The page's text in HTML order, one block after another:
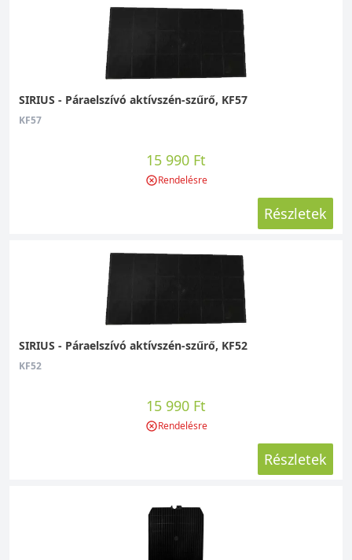
SIRIUS - Páraelszívó aktívszén-szűrő, KF57
KF57
15 990 Ft
Rendelésre
Részletek
SIRIUS - Páraelszívó aktívszén-szűrő, KF52
KF52
15 990 Ft
Rendelésre
Részletek